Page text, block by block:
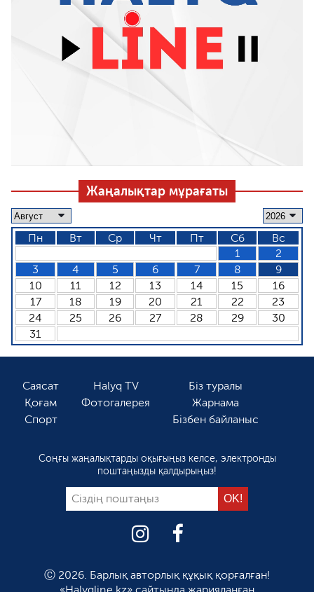
Жаңалықтар мұрағаты
Пн Вт Ср Чт Пт Сб
Вс
1
2
3
4 5 6 7 8
9
10
11 12 13 14 15
16
17
18 19 20 21 22
23
24
25 26 27 28 29
30
31
Саясат
Қоғам
Спорт
Halyq TV
Фотогалерея
Біз туралы
Жарнама
Бізбен байланыс
Соңғы жаңалықтарды оқығыңыз келсе, электронды
поштаңызды қалдырыңыз!
Ⓒ 2026. Барлық авторлық құқық қорғалған!